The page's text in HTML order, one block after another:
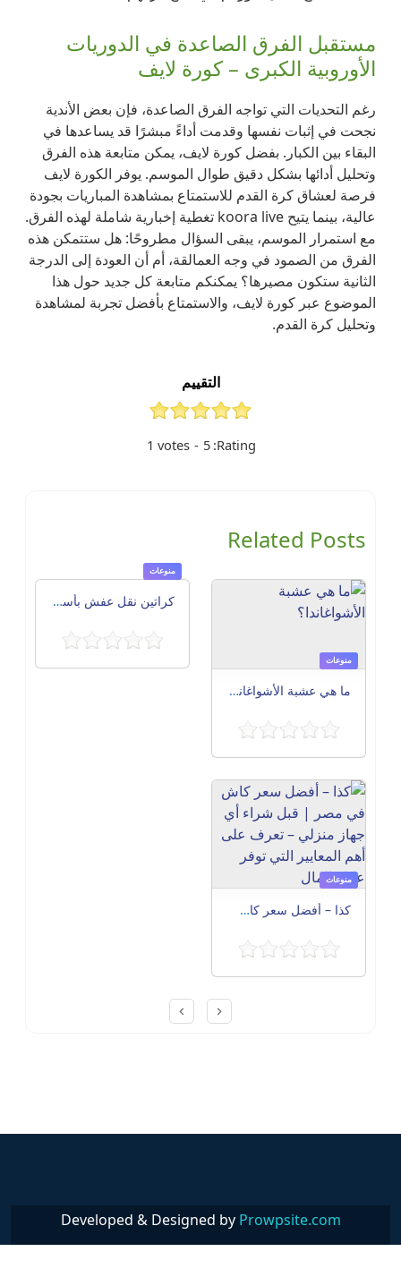
مستقبل الفرق الصاعدة في الدوريات
الأوروبية الكبرى – كورة لايف
رغم التحديات التي تواجه الفرق الصاعدة، فإن بعض الأندية
نجحت في إثبات نفسها وقدمت أداءً مبشرًا قد يساعدها في
البقاء بين الكبار. بفضل كورة لايف، يمكن متابعة هذه الفرق
وتحليل أدائها بشكل دقيق طوال الموسم. يوفر الكورة لايف
فرصة لعشاق كرة القدم للاستمتاع بمشاهدة المباريات بجودة
عالية، بينما يتيح koora live تغطية إخبارية شاملة لهذه الفرق.
مع استمرار الموسم، يبقى السؤال مطروحًا: هل ستتمكن هذه
الفرق من الصمود في وجه العمالقة، أم أن العودة إلى الدرجة
الثانية ستكون مصيرها؟ يمكنكم متابعة كل جديد حول هذا
الموضوع عبر كورة لايف، والاستمتاع بأفضل تجربة لمشاهدة
وتحليل كرة القدم.
التقييم
Rating:
5
-
1votes
Related Posts
منوعات
ما هي عشبة الأشواغاندا؟
منوعات
كراتين نقل عفش بأسعار مناسبة بالإسكندرية 01141940005
منوعات
كذا – أفضل سعر كاش في مصر | قبل شراء أي جهاز منزلي – تعرف على أهم المعايير التي توفر عليك المال
Developed & Designed by Prowpsite.com